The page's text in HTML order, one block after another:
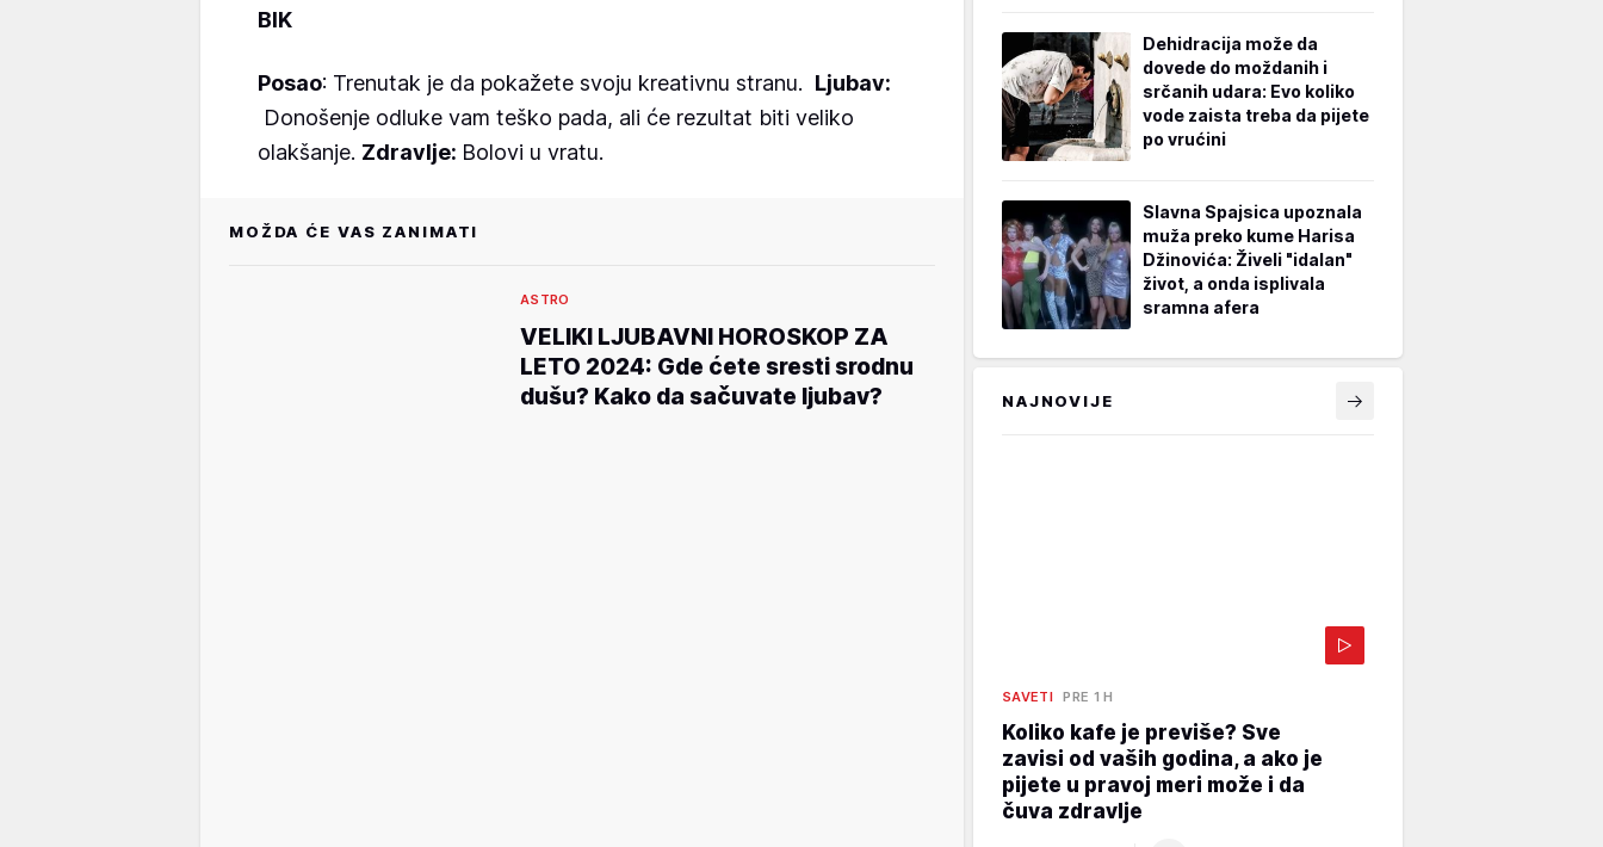
BIK
Posao: Trenutak je da pokažete svoju kreativnu stranu. Ljubav:
Donošenje odluke vam teško pada, ali će rezultat biti veliko
olakšanje. Zdravlje: Bolovi u vratu.
MOŽDA ĆE VAS ZANIMATI
ASTRO
VELIKI LJUBAVNI HOROSKOP ZA
LETO 2024: Gde ćete sresti srodnu
dušu? Kako da sačuvate ljubav?
Dehidracija može da
dovede do moždanih i
srčanih udara: Evo koliko
vode zaista treba da pijete
po vrućini
Slavna Spajsica upoznala
muža preko kume Harisa
Džinovića: Živeli "idalan"
život, a onda isplivala
sramna afera
NAJNOVIJE
SAVETI PRE 1 H
Koliko kafe je previše? Sve
zavisi od vaših godina, a ako je
pijete u pravoj meri može i da
čuva zdravlje